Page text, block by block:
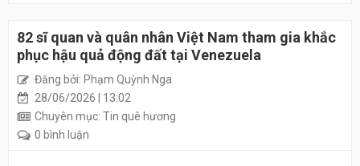
82 sĩ quan và quân nhân Việt Nam tham gia khắc
phục hậu quả động đất tại Venezuela
Đăng bởi: Phạm Quỳnh Nga
28/06/2026 | 13:02
Chuyên mục: Tin quê hương
0 bình luận